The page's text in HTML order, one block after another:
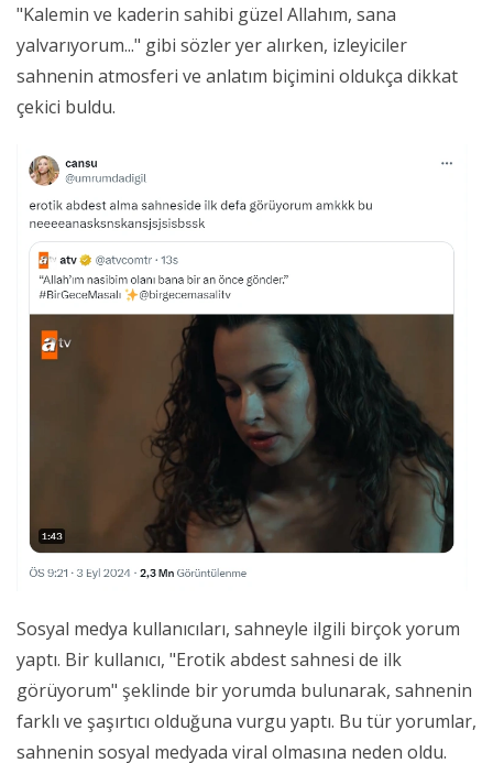
"Kalemin ve kaderin sahibi güzel Allahım, sana
yalvarıyorum..." gibi sözler yer alırken, izleyiciler
sahnenin atmosferi ve anlatım biçimini oldukça dikkat
çekici buldu.
Sosyal medya kullanıcıları, sahneyle ilgili birçok yorum
yaptı. Bir kullanıcı, "Erotik abdest sahnesi de ilk
görüyorum" şeklinde bir yorumda bulunarak, sahnenin
farklı ve şaşırtıcı olduğuna vurgu yaptı. Bu tür yorumlar,
sahnenin sosyal medyada viral olmasına neden oldu.